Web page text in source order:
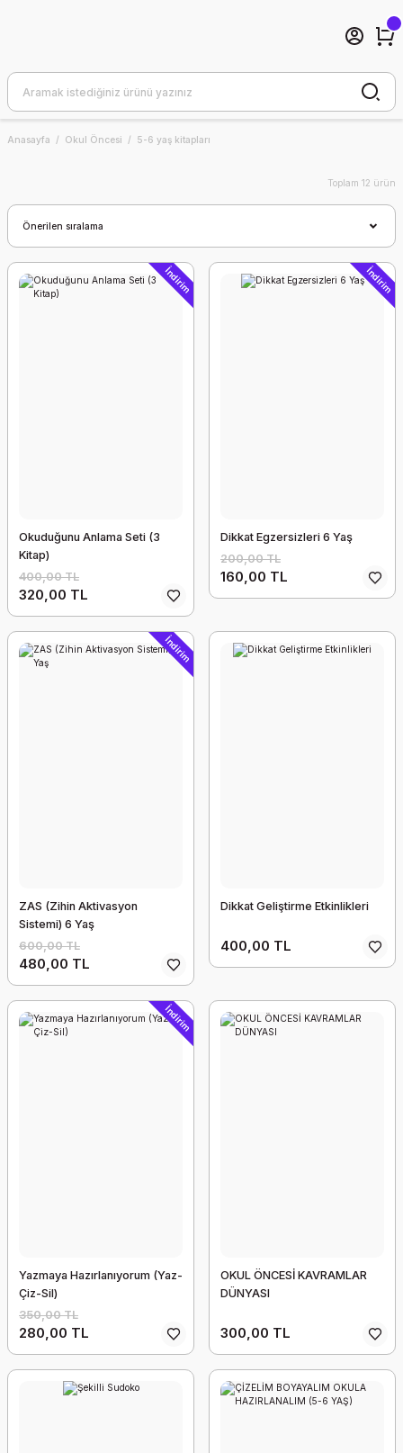
Anasayfa Okul Öncesi 5-6 yaş kitapları
Toplam 12 ürün
İndirim
Okuduğunu Anlama Seti (3
Kitap)
400,00 TL
320,00 TL
İndirim
Dikkat Egzersizleri 6 Yaş
200,00 TL
160,00 TL
İndirim
ZAS (Zihin Aktivasyon
Sistemi) 6 Yaş
600,00 TL
480,00 TL
Dikkat Geliştirme Etkinlikleri
400,00 TL
İndirim
Yazmaya Hazırlanıyorum (Yaz-
Çiz-Sil)
350,00 TL
280,00 TL
OKUL ÖNCESİ KAVRAMLAR
DÜNYASI
300,00 TL